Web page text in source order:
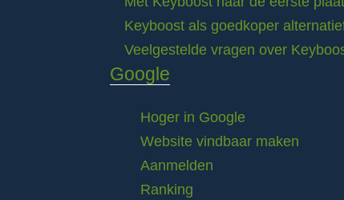
Keyboost als goedkoper
Veelgestelde vragen over
Google
Hoger in Google
Website vindbaar maken
Aanmelden
Ranking